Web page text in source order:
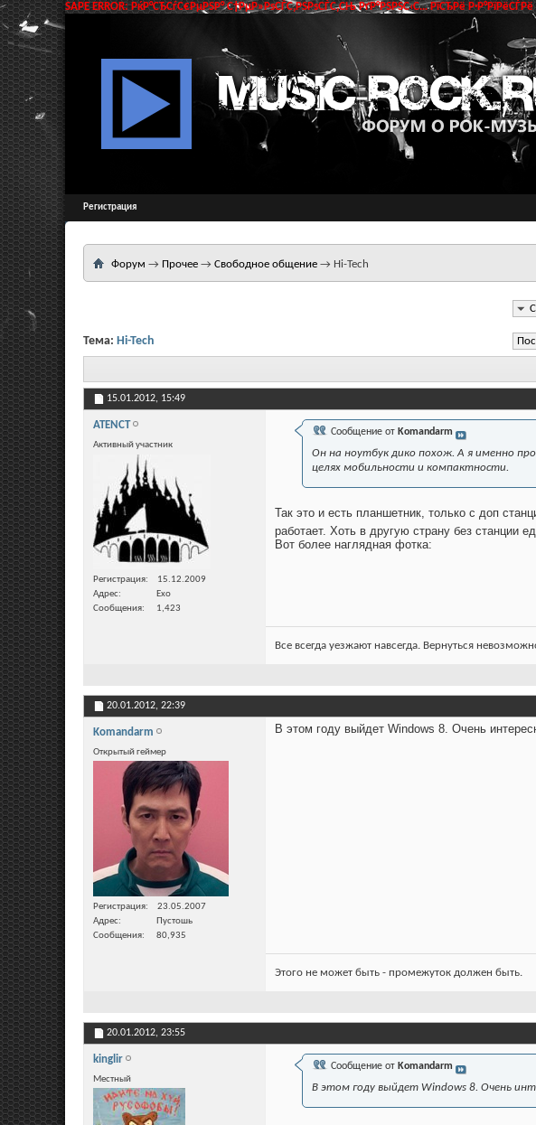
SAPE ERROR: РќР°СЂСѓС€РµРЅР° С†РµР»РѕСЃС‚РЅРѕСЃС‚СЊ РґР°РЅРЅС‹С… РїСЂРё
Регистрация
Форум → Прочее → Свободное общение → Hi-Tech
Тема: Hi-Tech
15.01.2012, 15:49
ATENCT
Активный участник
Регистрация
15.12.2009
Адрес
Ехо
Сообщения
1,423
Сообщение от Komandarm
Он на ноутбук дико похож. А я именно
целях мобильности и компактности.
Так это и есть планшетник, только с доп
работает. Хоть в другую страну без станции
Вот более наглядная фотка:
Все всегда уезжают навсегда. Вернуться
20.01.2012, 22:39
Komandarm
Открытый геймер
Регистрация
23.05.2007
Адрес
Пустошь
Сообщения
80,935
В этом году выйдет Windows 8. Очень
Этого не может быть - промежуток должен быть.
20.01.2012, 23:55
kinglir
Местный
Сообщение от Komandarm
В этом году выйдет Windows 8. Очень